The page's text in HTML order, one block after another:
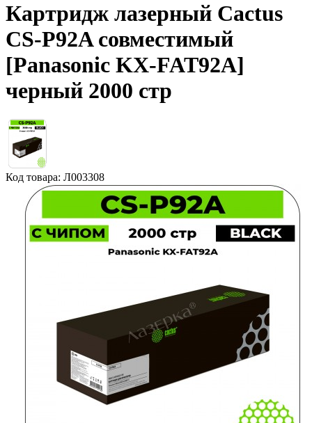
Картридж лазерный Cactus
CS-P92A совместимый
[Panasonic KX-FAT92A]
черный 2000 стр
Код товара: Л003308